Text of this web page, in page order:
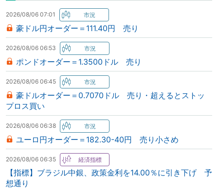
2026/08/06 07:01
豪ドル円オーダー＝111.40円 売り
2026/08/06 06:53
ポンドオーダー＝1.3500ドル 売り
2026/08/06 06:45
豪ドルオーダー＝0.7070ドル 売り・超えるとストッ
プロス買い
2026/08/06 06:38
ユーロ円オーダー＝182.30-40円 売り小さめ
2026/08/06 06:35
【指標】ブラジル中銀、政策金利を14.00％に引き下げ 予
想通り